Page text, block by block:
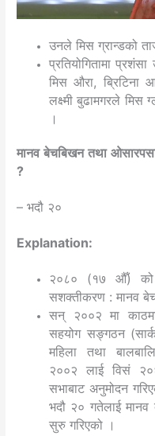
उनले मिस ग्रान्डको
प्रतियोगितामा
मिस औरा, ब्रिटिना
लक्ष्मी बुढामगरले मिस
।
मानव बेचबिखन तथा
?
– भदौ २०
Explanation:
२०८० (१७ औँ) को
सशक्तीकरण : मानव
सन् २००२ मा
सहयोग सङ्गठन
महिला तथा
२००२ लाई विसं
सभाबाट अनुमोदन
भदौ २० गतेलाई मानव
सुरु गरिएको ।